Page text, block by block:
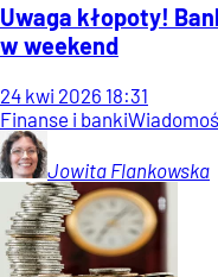
Uwaga kłopoty!
w weekend
24 kwi 2026 18:31
Finanse i banki
Jowita Flankowska